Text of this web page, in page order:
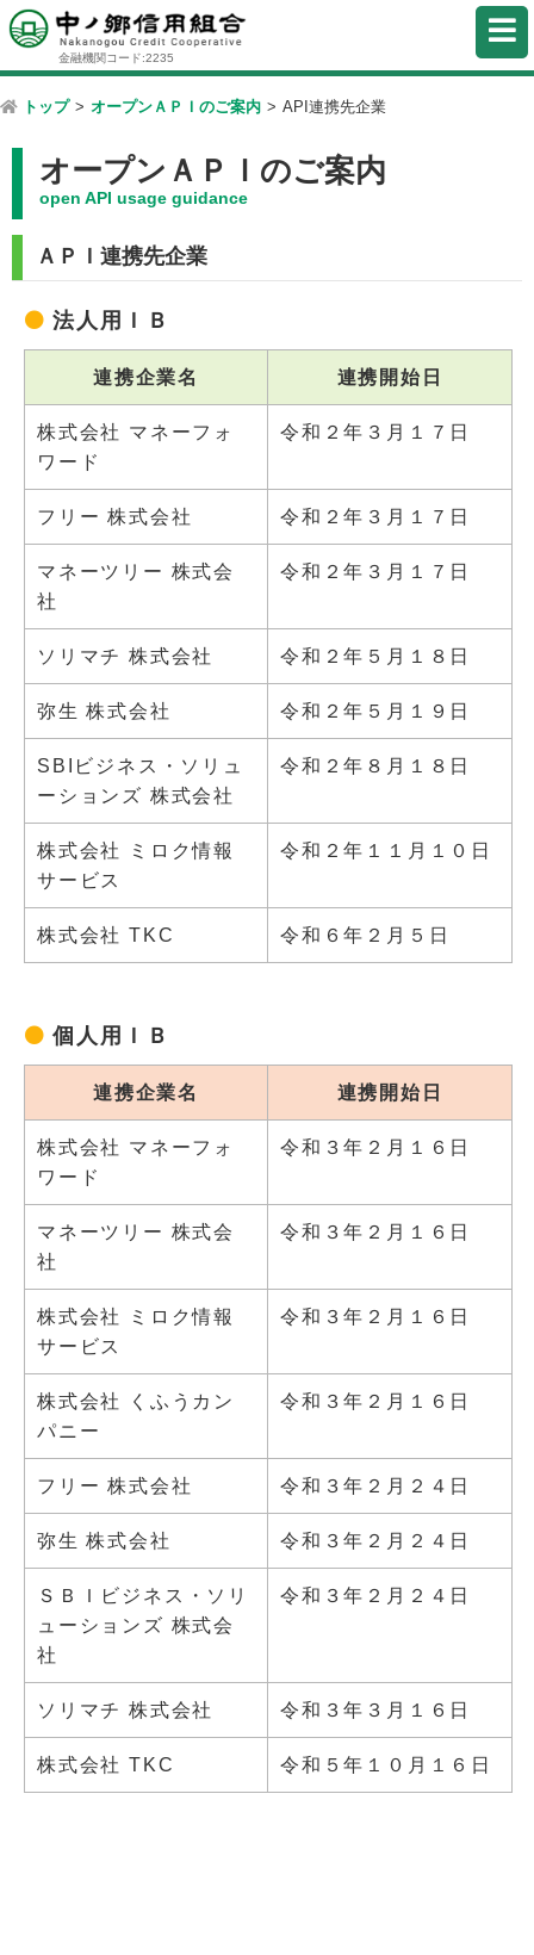
金融機関コード:2235
トップ > オープンＡＰＩのご案内 > API連携先企業
オープンＡＰＩのご案内
open API usage guidance
ＡＰＩ連携先企業
法人用ＩＢ
連携企業名 連携開始日
株式会社 マネーフォ
ワード
令和２年３月１７日
フリー 株式会社 令和２年３月１７日
マネーツリー 株式会
社
令和２年３月１７日
ソリマチ 株式会社 令和２年５月１８日
弥生 株式会社 令和２年５月１９日
SBIビジネス・ソリュ
ーションズ 株式会社
令和２年８月１８日
株式会社 ミロク情報
サービス
令和２年１１月１０日
株式会社 TKC 令和６年２月５日
個人用ＩＢ
連携企業名 連携開始日
株式会社 マネーフォ
ワード
令和３年２月１６日
マネーツリー 株式会
社
令和３年２月１６日
株式会社 ミロク情報
サービス
令和３年２月１６日
株式会社 くふうカン
パニー
令和３年２月１６日
フリー 株式会社 令和３年２月２４日
弥生 株式会社 令和３年２月２４日
ＳＢＩビジネス・ソリ
ューションズ 株式会
社
令和３年２月２４日
ソリマチ 株式会社 令和３年３月１６日
株式会社 TKC 令和５年１０月１６日